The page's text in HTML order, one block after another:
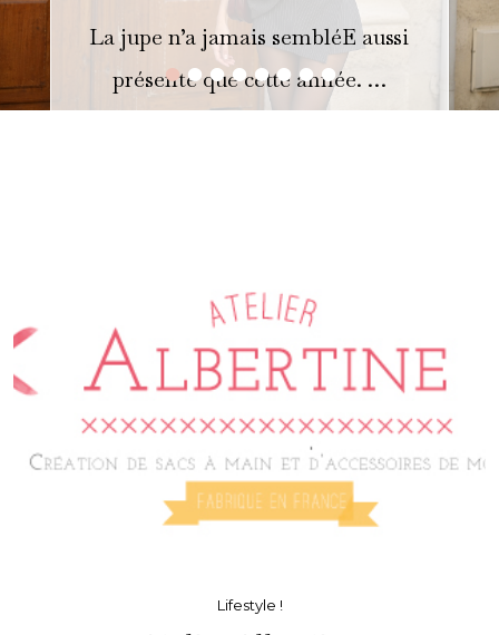
••••••••
La jupe n’a jamais sembléE aussi
présente que cette année. …
Lifestyle !